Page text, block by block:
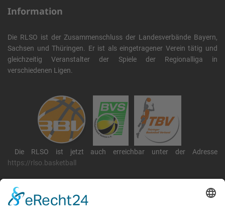
Information
Die RLSO ist der Zusammenschluss der Landesverbände Bayern,
Sachsen und Thüringen. Er ist als eingetragener Verein tätig und
gleichzeitig Veranstalter der Spiele der Regionalliga in
verschiedenen Ligen.
Die RLSO ist jetzt auch erreichbar unter der Adresse
https://rlso.basketball